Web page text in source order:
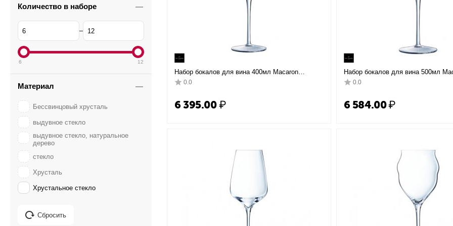
Набор бокалов для вина 400мл Macaron
Fascination D=95, H=200мм; 6 штук,
Chef&Sommelier
0.0
6 395.00₽
Набор бокалов для вина 500мл
Fascination D=10,3, H=21,5см; 6
Chef&Sommelier
0.0
6 584.00₽
Количество в наборе
–
6 12
Материал
Бессвинцовый хрусталь
выдувное стекло
выдувное стекло, натуральное
дерево
стекло
Хрусталь
Хрустальное стекло
Сбросить